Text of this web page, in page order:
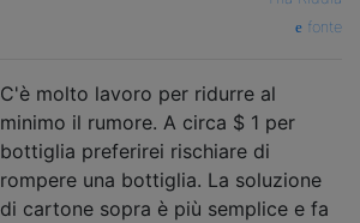
fonte
C'è molto lavoro per ridurre al
minimo il rumore. A circa $ 1 per
bottiglia preferirei rischiare di
rompere una bottiglia. La soluzione
di cartone sopra è più semplice e fa